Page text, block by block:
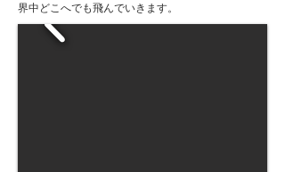
界中どこへでも飛んでいきます。